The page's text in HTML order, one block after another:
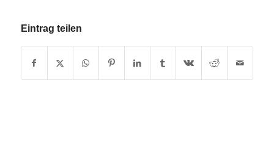
Eintrag teilen